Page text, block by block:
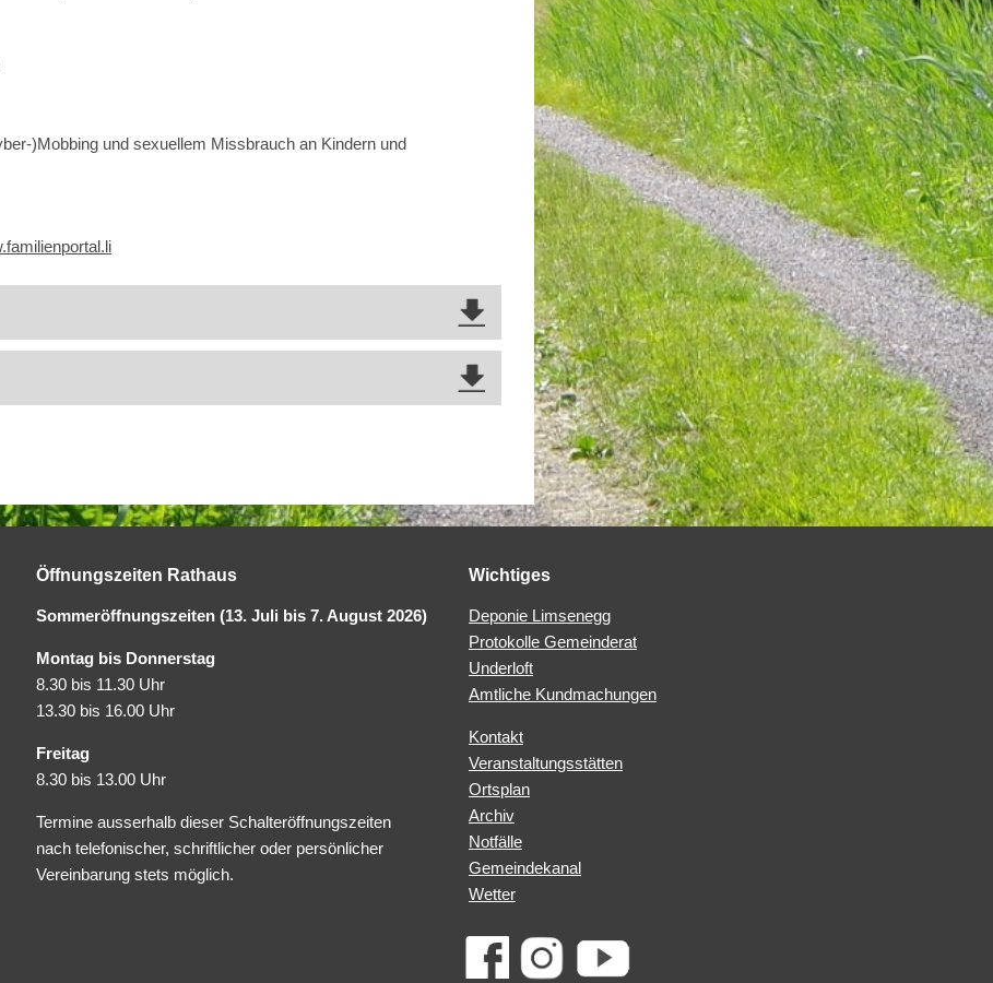
)Mobbing und sexuellem Missbrauch an Kindern und
Öffnungszeiten Rathaus
Sommeröffnungszeiten (13. Juli bis 7. August 2026)
Montag bis Donnerstag
8.30 bis 11.30 Uhr
13.30 bis 16.00 Uhr
Freitag
8.30 bis 13.00 Uhr
Termine ausserhalb dieser Schalteröffnungszeiten
nach telefonischer, schriftlicher oder persönlicher
Vereinbarung stets möglich.
Wichtiges
Deponie Limsenegg
Protokolle Gemeinderat
Underloft
Amtliche Kundmachungen
Kontakt
Veranstaltungsstätten
Ortsplan
Archiv
Notfälle
Gemeindekanal
Wetter